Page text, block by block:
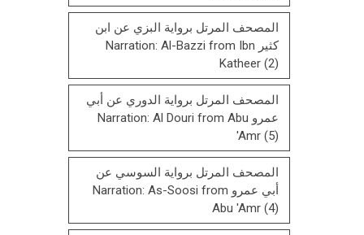
المصحف المرتل برواية البزي عن ابن
كثير Narration: Al-Bazzi from Ibn
Katheer (2)
المصحف المرتل برواية الدوري عن أبي
عمرو Narration: Al Douri from Abu
'Amr (5)
المصحف المرتل برواية السوسي عن
أبي عمرو Narration: As-Soosi from
Abu 'Amr (4)